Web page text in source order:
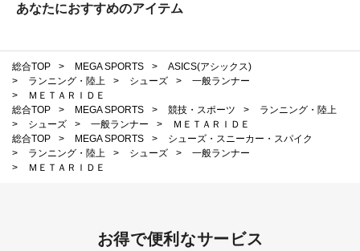
あなたにおすすめのアイテム
総合TOP > MEGA SPORTS >
ASICS(アシックス)
>
ランニング・陸上 > シューズ >
一般ランナー
>
ＭＥＴＡＲＩＤＥ
総合TOP
> MEGA SPORTS > 競技・スポーツ >
ランニング・陸上
>
シューズ > 一般ランナー >
ＭＥＴＡＲＩＤＥ
総合TOP
> MEGA SPORTS >
シューズ・スニーカー・スパイク
>
ランニング・陸上 > シューズ >
一般ランナー
>
ＭＥＴＡＲＩＤＥ
お得で便利なサービス